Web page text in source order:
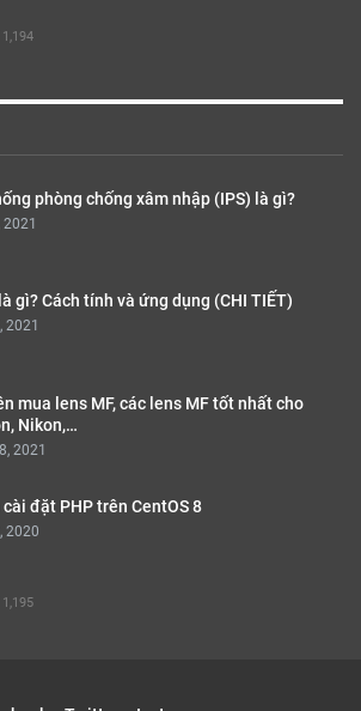
phòng chống xâm nhập (IPS) là gì?
2021
gì? Cách tính và ứng dụng (CHI TIẾT)
2021
mua lens MF, các lens MF tốt nhất cho
Nikon,…
2021
cài đặt PHP trên CentOS 8
2020